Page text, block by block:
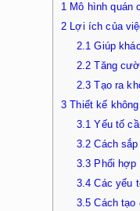
1 Mô hình quán
2 Lợi ích của
2.1 Giúp
2.2 Tăng
2.3 Tạo ra
3 Thiết kế
3.1 Yếu tố
3.2 Cách
3.3 Phối hợp
3.4 Các yếu
3.5 Cách tạo